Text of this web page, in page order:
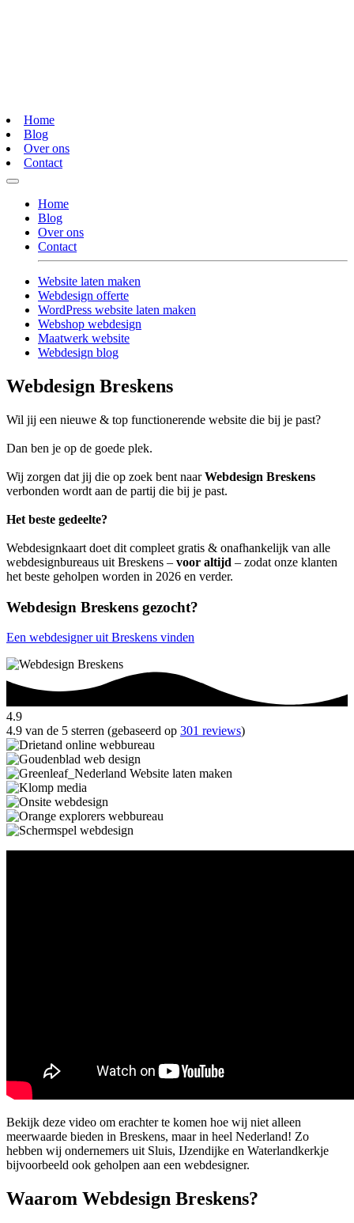
Home
Blog
Over ons
Contact
Home
Blog
Over ons
Contact
Website laten maken
Webdesign offerte
WordPress website laten maken
Webshop webdesign
Maatwerk website
Webdesign blog
Webdesign Breskens
Wil jij een nieuwe & top functionerende website die bij je past?
Dan ben je op de goede plek.
Wij zorgen dat jij die op zoek bent naarWebdesign Breskens
verbonden wordt aan de partij die bij je past.
Het beste gedeelte?
Webdesignkaart doet dit compleet gratis & onafhankelijk van alle
webdesignbureaus uit Breskens – voor altijd – zodat onze klanten
het beste geholpen worden in 2026 en verder.
Webdesign Breskens gezocht?
Een webdesigner uit Breskens vinden
4.9
4.9 van de 5 sterren (gebaseerd op 301 reviews)
Bekijk deze video om erachter te komen hoe wij niet alleen
meerwaarde bieden in Breskens, maar in heel Nederland! Zo
hebben wij ondernemers uit Sluis, IJzendijke en Waterlandkerkje
bijvoorbeeld ook geholpen aan een webdesigner.
Waarom Webdesign Breskens?